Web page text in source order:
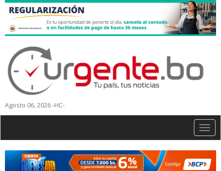
Agosto 06, 2026 -HC-